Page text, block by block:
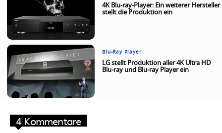
4K Blu-ray-Player: Ein weiterer Hersteller
stellt die Produktion ein
Blu-Ray Player
LG stellt Produktion aller 4K Ultra HD
Blu-ray und Blu-ray Player ein
4 Kommentare